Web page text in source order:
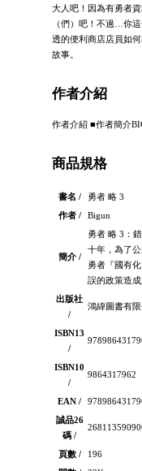
大人吧！因為有勇者
（們）吧！不過…你
透的便利商店店員如
故事。
作者介紹
作者介紹 ■作者簡介
商品規格
書名 /
勇者 略 3
作者 /
Bigun
簡介 /
勇者 略 3：
十年，為了
勇者『國有
誤的政策造成
出版社
/
鴻緯圖書有限
ISBN13
/
ISBN10
/
9864317962
EAN /
誠品26
碼 /
頁數 /
196